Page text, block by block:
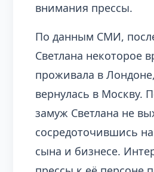
внимания прессы.
По данным СМИ,
Светлана некоторое
проживала в
вернулась в Москву.
замуж Светлана не
сосредоточившись
сына и бизнесе.